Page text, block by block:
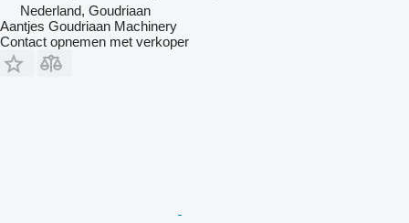
Nederland, Goudriaan
Aantjes Goudriaan Machinery
Contact opnemen met verkoper